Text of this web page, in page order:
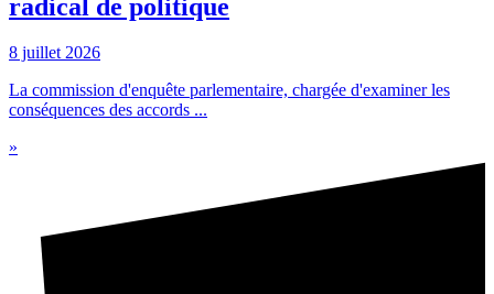
radical de politique
8 juillet 2026
La commission d'enquête parlementaire, chargée d'examiner les
conséquences des accords ...
»